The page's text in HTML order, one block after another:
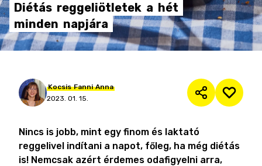
Diétás reggeliötletek a hét
minden napjára
Kocsis Fanni Anna
2023. 01. 15.
Nincs is jobb, mint egy finom és laktató
reggelivel indítani a napot, főleg, ha még diétás
is! Nemcsak azért érdemes odafigyelni arra,